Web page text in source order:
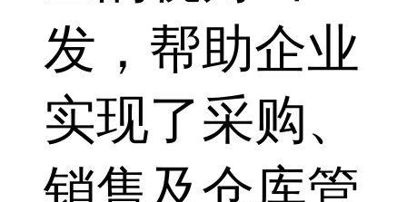
发，帮助企业
实现了采购、